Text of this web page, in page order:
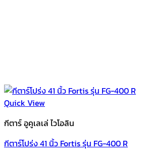
Quick View
กีตาร์ อูคูเลเล่ ไวโอลิน
กีตาร์โปร่ง 41 นิ้ว Fortis รุ่น FG-400 R